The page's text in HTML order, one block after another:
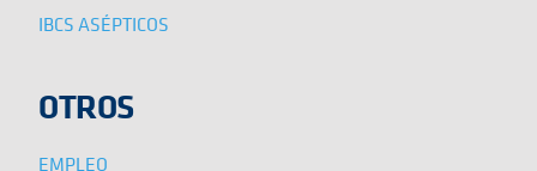
IBCS ASÉPTICOS
OTROS
EMPLEO